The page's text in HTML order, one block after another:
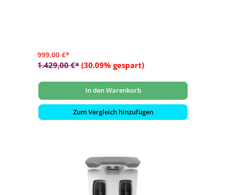
999,00 €*
1.429,00 €* (30.09% gespart)
In den Warenkorb
Zum Vergleich hinzufügen